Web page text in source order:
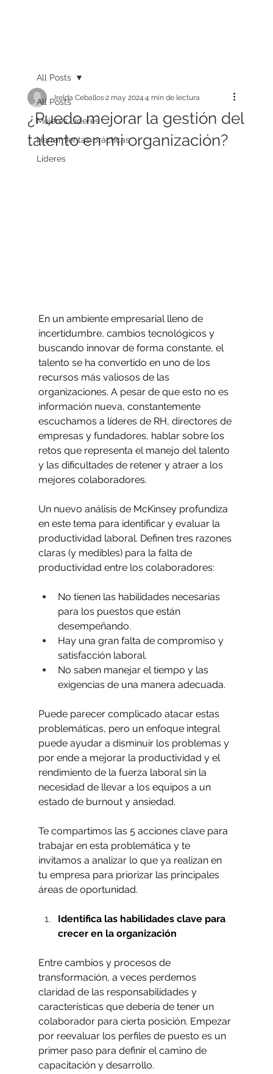
All Posts
Mujeres Líderes
Herramientas prácticas
Líderes
All Posts
¿Puedo mejorar la gestión del
talento en mi organización?
Irelda Ceballos2 may 20244 min de lectura
En un ambiente empresarial lleno de
incertidumbre, cambios tecnológicos y
buscando innovar de forma constante, el
talento se ha convertido en uno de los
recursos más valiosos de las
organizaciones. A pesar de que esto no es
información nueva, constantemente
escuchamos a líderes de RH, directores de
empresas y fundadores, hablar sobre los
retos que representa el manejo del talento
y las dificultades de retener y atraer a los
mejores colaboradores.
Un nuevo análisis de McKinsey profundiza
en este tema para identificar y evaluar la
productividad laboral. Definen tres razones
claras (y medibles) para la falta de
productividad entre los colaboradores:
No tienen las habilidades necesarias
para los puestos que están
desempeñando.
Hay una gran falta de compromiso y
satisfacción laboral.
No saben manejar el tiempo y las
exigencias de una manera adecuada.
Puede parecer complicado atacar estas
problemáticas, pero un enfoque integral
puede ayudar a disminuir los problemas y
por ende a mejorar la productividad y el
rendimiento de la fuerza laboral sin la
necesidad de llevar a los equipos a un
estado de burnout y ansiedad.
Te compartimos las 5 acciones clave para
trabajar en esta problemática y te
invitamos a analizar lo que ya realizan en
tu empresa para priorizar las principales
áreas de oportunidad.
Identifica las habilidades clave para
crecer en la organización
Entre cambios y procesos de
transformación, a veces perdemos
claridad de las responsabilidades y
características que debería de tener un
colaborador para cierta posición. Empezar
por reevaluar los perfiles de puesto es un
primer paso para definir el camino de
capacitación y desarrollo.